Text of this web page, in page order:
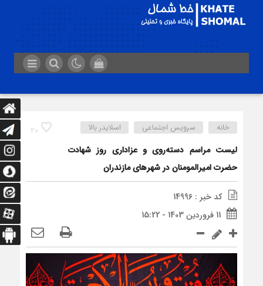
20 خانه سرویس اجتماعی اسلایدر بالا
لیست مراسم دسته‌روی و عزاداری روز شهادت
حضرت امیرالمومنان در شهرهای مازندران
کد خبر : 14996
11 فروردین 1403 - 15:22